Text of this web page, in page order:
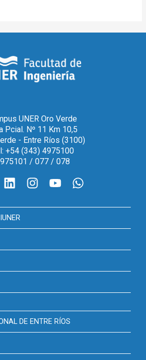
UNER Oro Verde
Pcial. Nº 11 Km 10,5
- Entre Ríos (3100)
+54 (343) 4975100
/ 077 / 078
DE ENTRE RÍOS